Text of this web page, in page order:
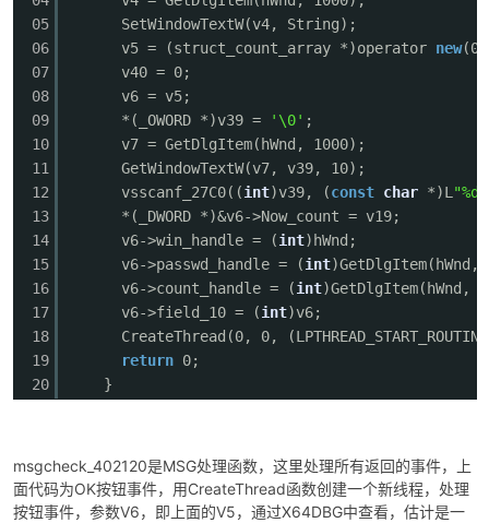
05
06
07
08
09
10
11
12
13
14
15
16
17
18
19
20
SetWindowTextW(v4, String);
v5 = (struct_count_array *)operator new
v40 = 0;
v6 = v5;
*(_OWORD *)v39 =
'\0' ;
v7 = GetDlgItem(hWnd, 1000);
GetWindowTextW(v7, v39, 10);
vsscanf_27C0((int)v39, (const char *)L "%d"
*(_DWORD *)&v6->Now_count = v19;
v6->win_handle = (int)hWnd;
v6->passwd_handle = (int
v6->count_handle = (int)GetDlgItem(hWnd,
v6->field_10 = (int)v6;
CreateThread(0, 0,
return 0;
}
msgcheck_402120是MSG处理函数，这里处理所有返回的事件，上
面代码为OK按钮事件，用CreateThread函数创建一个新线程，处理
按钮事件，参数V6，即上面的V5，通过X64DBG中查看，估计是一